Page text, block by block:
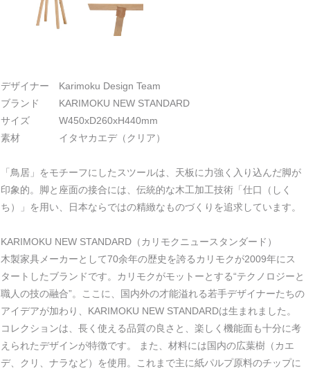
デザイナー Karimoku Design Team
ブランド KARIMOKU NEW STANDARD
サイズ W450xD260xH440mm
素材 イタヤカエデ（クリア）
「鳥居」をモチーフにしたスツールは、天板に力強く入り込んだ脚が
印象的。脚と座面の接合には、伝統的な木工加工技術「仕口（しく
ち）」を用い、日本ならではの精緻なものづくりを追求しています。
KARIMOKU NEW STANDARD（カリモクニュースタンダード）
木製家具メーカーとして70余年の歴史を誇るカリモクが2009年にス
タートしたブランドです。カリモクがモットーとする“テクノロジーと
職人の技の融合”。ここに、国内外の才能溢れる若手デザイナーたちの
アイデアが加わり、KARIMOKU NEW STANDARDは生まれました。
コレクションは、長く使える品質の良さと、楽しく機能面も十分に考
えられたデザインが特徴です。 また、材料には国内の広葉樹（カエ
デ、クリ、ナラなど）を使用。これまで主に紙パルプ原料のチップに